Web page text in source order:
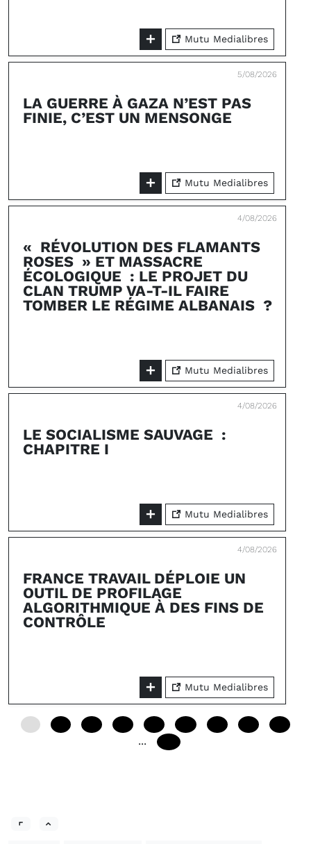
Mutu Medialibres
5/08/2026
LA GUERRE À GAZA N’EST PAS
FINIE, C’EST UN MENSONGE
Mutu Medialibres
4/08/2026
« RÉVOLUTION DES FLAMANTS
ROSES » ET MASSACRE
ÉCOLOGIQUE : LE PROJET DU
CLAN TRUMP VA-T-IL FAIRE
TOMBER LE RÉGIME ALBANAIS ?
Mutu Medialibres
4/08/2026
LE SOCIALISME SAUVAGE :
CHAPITRE I
Mutu Medialibres
4/08/2026
FRANCE TRAVAIL DÉPLOIE UN
OUTIL DE PROFILAGE
ALGORITHMIQUE À DES FINS DE
CONTRÔLE
Mutu Medialibres
...